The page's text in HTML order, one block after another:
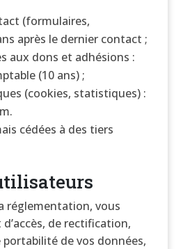
(formulaires,
après le dernier contact ;
aux dons et adhésions :
(10 ans) ;
(cookies, statistiques) :
cédées à des tiers
réglementation, vous
de rectification,
portabilité de vos données,